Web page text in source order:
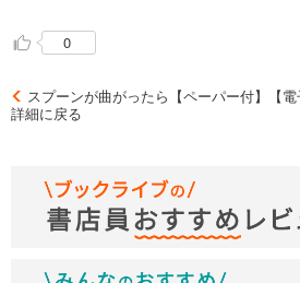
0
スプーンが曲がったら【ペーパー付】【
詳細に戻る